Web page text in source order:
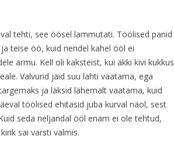
tehti, see öösel lammutati. Töölised panid
teise öö, kuid nendel kahel ööl ei
armu. Kell oli kaksteist, kui äkki kivi kukkus
Valvurid jäid suu lahti vaatama, ega
ja läksid lähemalt vaatama, kuid
töölised ehitasid juba kurval näol, sest
seda neljandal ööl enam ei ole tehtud,
sai varsti valmis.